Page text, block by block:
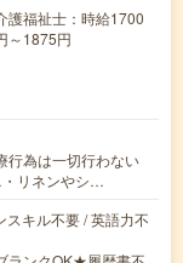
護福祉士：時給1700
～1875円
行為は一切行わない
リネンやシ…
スキル不要 / 英語力不